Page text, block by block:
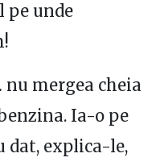
pe unde
mergea cheia
Ia-o pe
dat, explica-le,